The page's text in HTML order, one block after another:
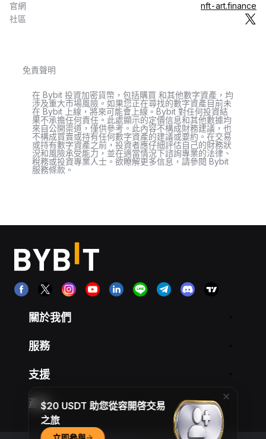
官網
nft-art.finance
社區
免責聲明
在 Bybit 投資加密貨幣，包括購買 和其他數字資產，均
涉及重大市場風險。如果您正在尋找的數字資產目前未
在 Bybit 上線，將來可能會上線。Bybit 對任何投資結
果不承擔任何責任。此處顯示的定價信息和其他數據均
來自公開渠道，僅供參考。此內容不構成財務建議，也
不構成買賣或持有任何數字資產的建議或要約。在交易
或持有數字資產之前，投資者應仔細評估自己的財務狀
況和風險承受能力，並在適當情況下諮詢專業的法律、
稅務或投資專業人士。欲瞭解更多信息，請參閱 Bybit
服務條款。
關於我們
服務
支援
產品$20 USDT 助您從容開啓交易
之旅